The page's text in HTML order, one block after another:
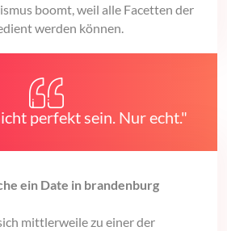
boomt, weil alle Facetten der
werden können.
perfekt sein. Nur echt."
ein Date in brandenburg
mittlerweile zu einer der